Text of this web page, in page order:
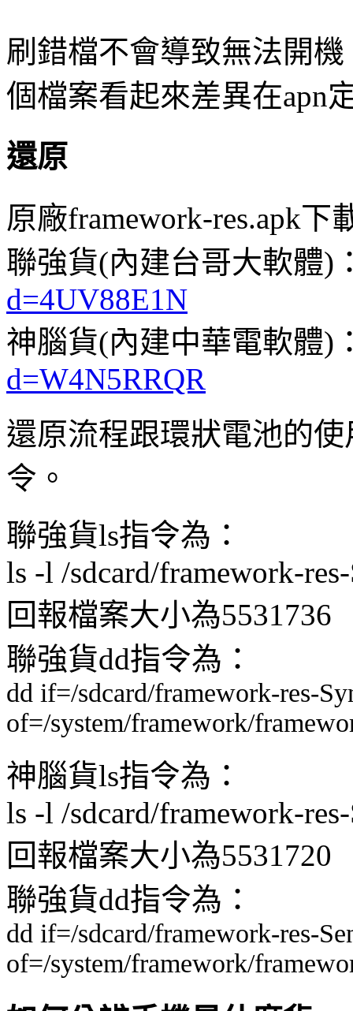
刷錯檔不會導致無法開
個檔案看起來差異在apn
還原
原廠framework-res.apk下
聯強貨(內建台哥大軟體)
d=4UV88E1N
神腦貨(內建中華電軟體)
d=W4N5RRQR
還原流程跟環狀電池的
令。
聯強貨ls指令為：
ls -l /sdcard/framework-
回報檔案大小為5531736
聯強貨dd指令為：
dd if=/sdcard/framework-res-
of=/system/framework/
神腦貨ls指令為：
ls -l /sdcard/framework-
回報檔案大小為5531720
聯強貨dd指令為：
dd if=/sdcard/framework-res-
of=/system/framework/